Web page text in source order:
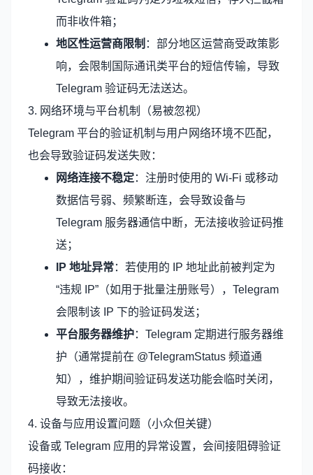
而非收件箱；
地区性运营商限制 ：部分地区运营商受政策影
响，会限制国际通讯类平台的短信传输，导致
Telegram 验证码无法送达。
3. 网络环境与平台机制（易被忽视）
Telegram 平台的验证机制与用户网络环境不匹配，
也会导致验证码发送失败：
网络连接不稳定：注册时使用的 Wi-Fi 或移动
数据信号弱、频繁断连，会导致设备与
Telegram 服务器通信中断，无法接收验证码推
送；
IP 地址异常：若使用的 IP 地址此前被判定为
“违规 IP”（如用于批量注册账号），Telegram
会限制该 IP 下的验证码发送；
平台服务器维护：Telegram 定期进行服务器维
护（通常提前在 @TelegramStatus 频道通
知），维护期间验证码发送功能会临时关闭，
导致无法接收。
4. 设备与应用设置问题（小众但关键）
设备或 Telegram 应用的异常设置，会间接阻碍验证
码接收：